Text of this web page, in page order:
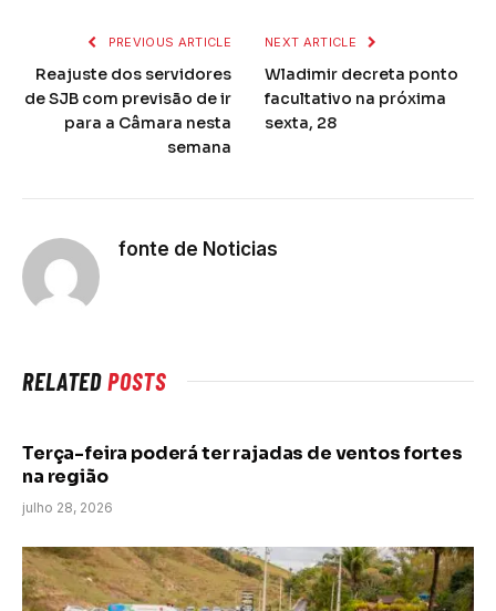
PREVIOUS ARTICLE
Reajuste dos servidores
de SJB com previsão de ir
para a Câmara nesta
semana
NEXT ARTICLE
Wladimir decreta ponto
facultativo na próxima
sexta, 28
fonte de Noticias
RELATEDPOSTS
Terça-feira poderá ter rajadas de ventos fortes
na região
julho 28, 2026